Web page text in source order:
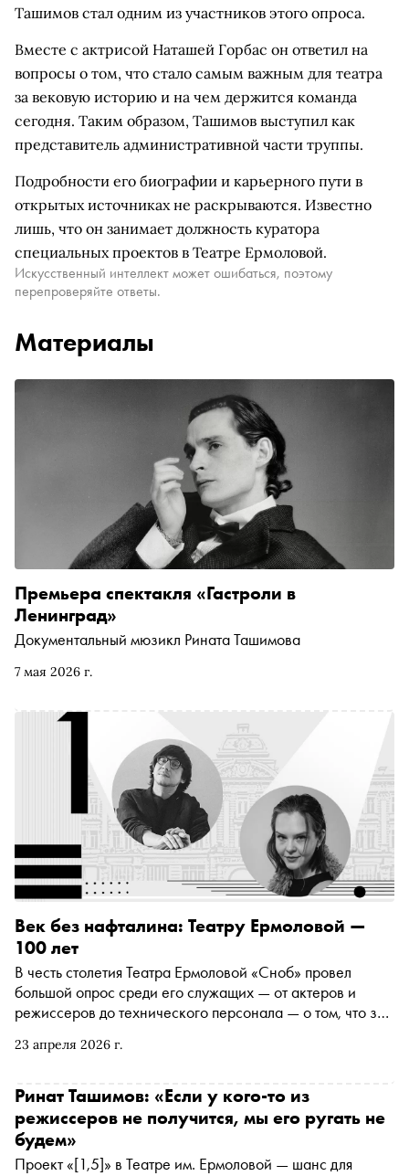
Ташимов стал одним из участников этого опроса.
Вместе с актрисой Наташей Горбас он ответил на
вопросы о том, что стало самым важным для театра
за вековую историю и на чем держится команда
сегодня. Таким образом, Ташимов выступил как
представитель административной части труппы.
Подробности его биографии и карьерного пути в
открытых источниках не раскрываются. Известно
лишь, что он занимает должность куратора
специальных проектов в Театре Ермоловой.
Искусственный интеллект может ошибаться, поэтому
перепроверяйте ответы.
Материалы
7 мая 2026 г.
Премьера спектакля «Гастроли в
Ленинград»
Документальный мюзикл Рината Ташимова
23 апреля 2026 г.
Век без нафталина: Театру Ермоловой —
100 лет
В честь столетия Театра Ермоловой «Сноб» провел
большой опрос среди его служащих — от актеров и
режиссеров до технического персонала — о том, что за
держится команда сегодня. В шестом выпуске на наши
специальных проектов Ринат Ташимов
Ринат Ташимов: «Если у кого-то из
режиссеров не получится, мы его ругать не
будем»
Проект «[1,5]» в Театре им. Ермоловой — шанс для